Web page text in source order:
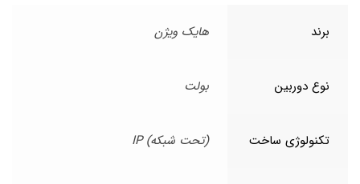
برند هایک ویژن
نوع دوربین بولت
تکنولوژی ساخت (تحت شبکه) IP